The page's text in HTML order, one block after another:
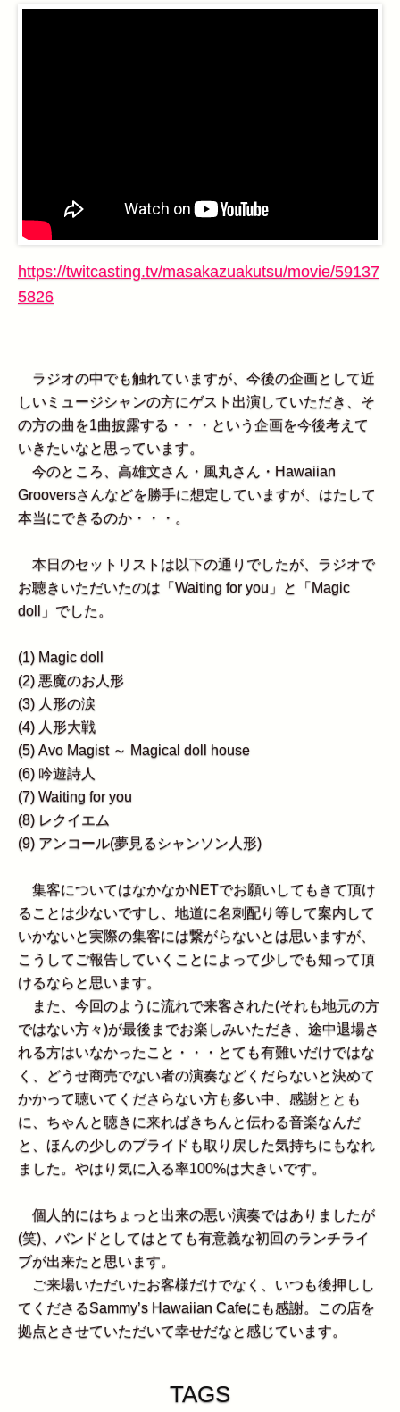
https://twitcasting.tv/masakazuakutsu/movie/59137
5826
ラジオの中でも触れていますが、今後の企画として近
しいミュージシャンの方にゲスト出演していただき、そ
の方の曲を1曲披露する・・・という企画を今後考えて
いきたいなと思っています。
今のところ、高雄文さん・風丸さん・Hawaiian
Grooversさんなどを勝手に想定していますが、はたして
本当にできるのか・・・。
本日のセットリストは以下の通りでしたが、ラジオで
お聴きいただいたのは「Waiting for you」と「Magic
doll」でした。
(1) Magic doll
(2) 悪魔のお人形
(3) 人形の涙
(4) 人形大戦
(5) Avo Magist ～ Magical doll house
(6) 吟遊詩人
(7) Waiting for you
(8) レクイエム
(9) アンコール(夢見るシャンソン人形)
集客についてはなかなかNETでお願いしてもきて頂け
ることは少ないですし、地道に名刺配り等して案内して
いかないと実際の集客には繋がらないとは思いますが、
こうしてご報告していくことによって少しでも知って頂
けるならと思います。
また、今回のように流れで来客された(それも地元の方
ではない方々)が最後までお楽しみいただき、途中退場さ
れる方はいなかったこと・・・とても有難いだけではな
く、どうせ商売でない者の演奏などくだらないと決めて
かかって聴いてくださらない方も多い中、感謝ととも
に、ちゃんと聴きに来ればきちんと伝わる音楽なんだ
と、ほんの少しのプライドも取り戻した気持ちにもなれ
ました。やはり気に入る率100%は大きいです。
個人的にはちょっと出来の悪い演奏ではありましたが
(笑)、バンドとしてはとても有意義な初回のランチライ
ブが出来たと思います。
ご来場いただいたお客様だけでなく、いつも後押しし
てくださるSammy’s Hawaiian Cafeにも感謝。この店を
拠点とさせていただいて幸せだなと感じています。
TAGS